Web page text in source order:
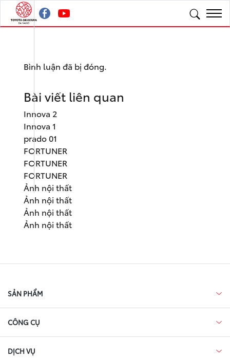
Bình luận đã bị đóng.
Bài viết liên quan
Innova 2
Innova 1
prado 01
FORTUNER
FORTUNER
FORTUNER
Ảnh nội thất
Ảnh nội thất
Ảnh nội thất
Ảnh nội thất
SẢN PHẨM
CÔNG CỤ
DỊCH VỤ